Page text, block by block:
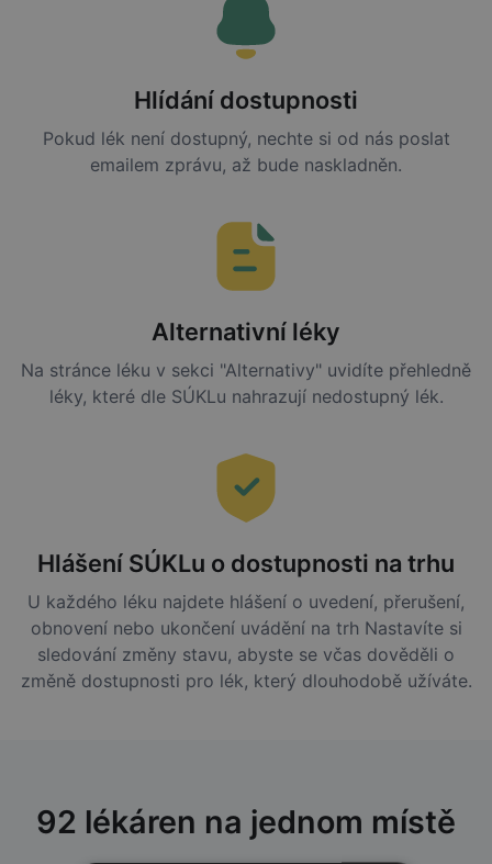
Hlídání dostupnosti
Pokud lék není dostupný, nechte si od nás poslat
emailem zprávu, až bude naskladněn.
Alternativní léky
Na stránce léku v sekci "Alternativy" uvidíte přehledně
léky, které dle SÚKLu nahrazují nedostupný lék.
Hlášení SÚKLu o dostupnosti na trhu
U každého léku najdete hlášení o uvedení, přerušení,
obnovení nebo ukončení uvádění na trh Nastavíte si
sledování změny stavu, abyste se včas dověděli o
změně dostupnosti pro lék, který dlouhodobě užíváte.
92 lékáren na jednom místě